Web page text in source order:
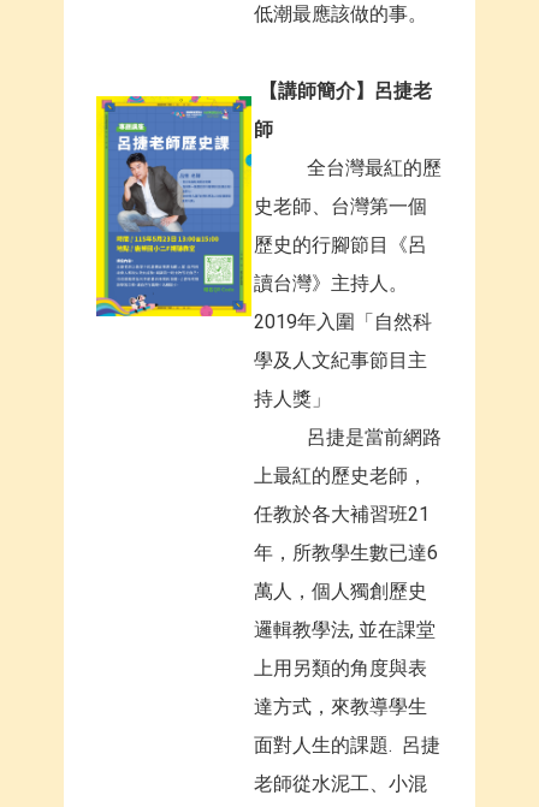
低潮最應該做的事。
【講師簡介】呂捷老
師
全台灣最紅的歷
史老師、台灣第一個
歷史的行腳節目《呂
讀台灣》主持人。
2019年入圍「自然科
學及人文紀事節目主
持人獎」
呂捷是當前網路
上最紅的歷史老師，
任教於各大補習班21
年，所教學生數已達6
萬人，個人獨創歷史
邏輯教學法, 並在課堂
上用另類的角度與表
達方式，來教導學生
面對人生的課題. 呂捷
老師從水泥工、小混